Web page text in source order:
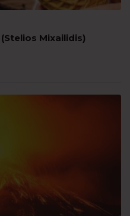
(Stelios Mixailidis)